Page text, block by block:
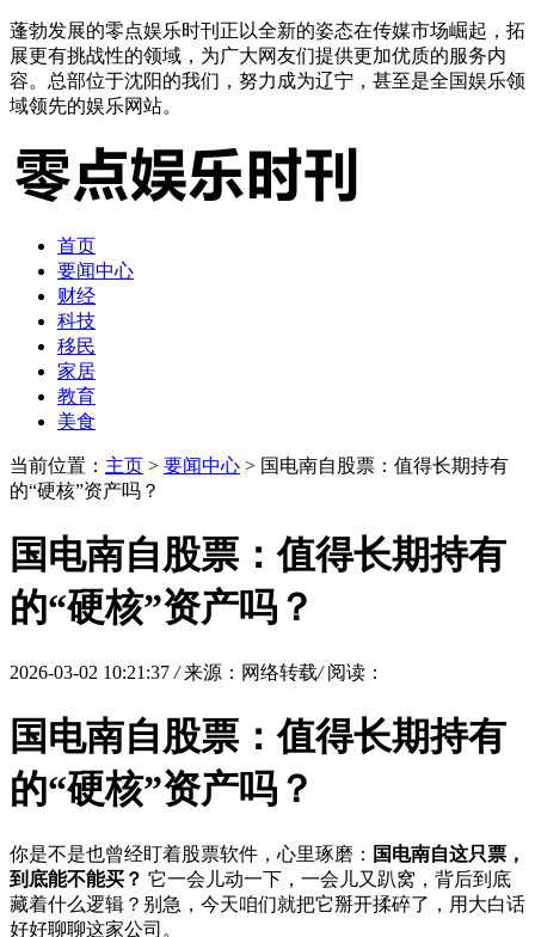
蓬勃发展的零点娱乐时刊正以全新的姿态在传媒市场崛起，拓
展更有挑战性的领域，为广大网友们提供更加优质的服务内
容。总部位于沈阳的我们，努力成为辽宁，甚至是全国娱乐领
域领先的娱乐网站。
首页
要闻中心
财经
科技
移民
家居
教育
美食
当前位置： 主页 > 要闻中心 > 国电南自股票：值得长期持有
的“硬核”资产吗？
国电南自股票：值得长期持有
的“硬核”资产吗？
2026-03-02 10:21:37 / 来源：网络转载/ 阅读：
国电南自股票：值得长期持有
的“硬核”资产吗？
你是不是也曾经盯着股票软件，心里琢磨： 国电南自这只票，
到底能不能买？ 它一会儿动一下，一会儿又趴窝，背后到底
藏着什么逻辑？别急，今天咱们就把它掰开揉碎了，用大白话
好好聊聊这家公司。